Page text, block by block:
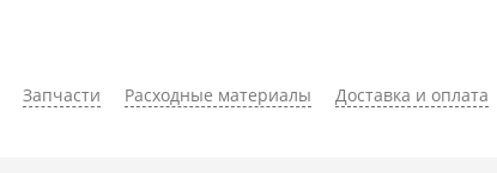
Запчасти Расходные материалы Доставка и оплата